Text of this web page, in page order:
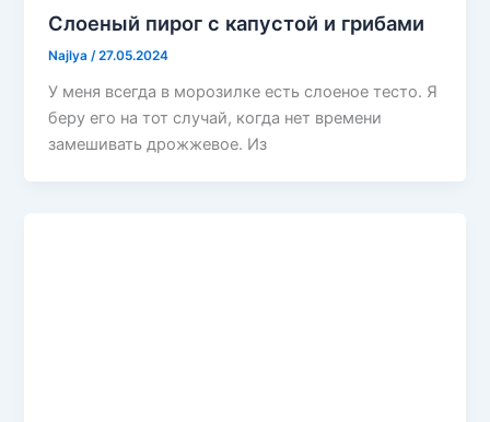
Слоеный пирог с капустой и грибами
Najlya/27.05.2024
У меня всегда в морозилке есть слоеное тесто. Я
беру его на тот случай, когда нет времени
замешивать дрожжевое. Из